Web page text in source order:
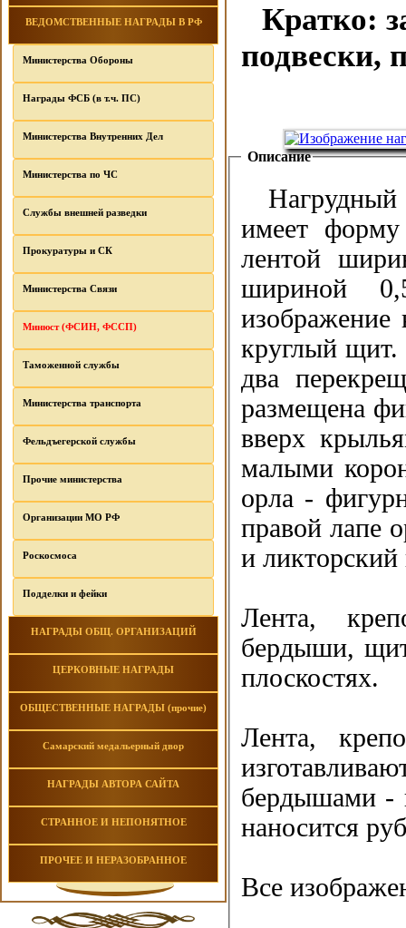
ВЕДОМСТВЕННЫЕ НАГРАДЫ В РФ
Министерства Обороны
Награды ФСБ (в т.ч. ПС)
Министерства Внутренних Дел
Министерства по ЧС
Службы внешней разведки
Прокуратуры и СК
Министерства Связи
Минюст (ФСИН, ФССП)
Таможенной службы
Министерства транспорта
Фельдъегерской службы
Прочие министерства
Организации МО РФ
Роскосмоса
Подделки и фейки
НАГРАДЫ ОБЩ. ОРГАНИЗАЦИЙ
ЦЕРКОВНЫЕ НАГРАДЫ
ОБЩЕСТВЕННЫЕ НАГРАДЫ (прочие)
Самарский медальерный двор
НАГРАДЫ АВТОРА САЙТА
СТРАННОЕ И НЕПОНЯТНОЕ
ПРОЧЕЕ И НЕРАЗОБРАННОЕ
Кратко:
подвески,
Описание
имеет форму
лентой
шириной
изображение
круглый
два
размещена
вверх
малыми
орла -
правой лапе
и
Лента,
бердыши,
плоскостях.
Лента,
бердышами -
наносится
Все